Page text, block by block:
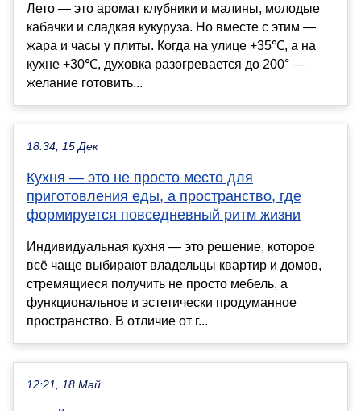
Лето — это аромат клубники и малины, молодые
кабачки и сладкая кукуруза. Но вместе с этим —
жара и часы у плиты. Когда на улице +35℃, а на
кухне +30℃, духовка разогревается до 200° ―
желание готовить...
18:34, 15 Дек
Кухня — это не просто место для
приготовления еды, а пространство, где
формируется повседневный ритм жизни
Индивидуальная кухня — это решение, которое
всё чаще выбирают владельцы квартир и домов,
стремящиеся получить не просто мебель, а
функциональное и эстетически продуманное
пространство. В отличие от г...
12:21, 18 Май